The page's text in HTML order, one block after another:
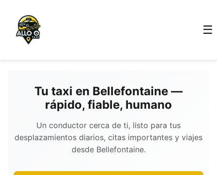
☰
Tu taxi en Bellefontaine —
rápido, fiable, humano
Un conductor cerca de ti, listo para tus
desplazamientos diarios, citas importantes y viajes
desde Bellefontaine.